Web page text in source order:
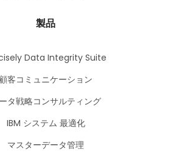
製品
Data Integrity Suite
客コミュニケーション
タ戦略コンサルティング
IBM システム 最適化
マスターデータ管理